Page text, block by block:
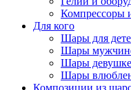
Компрессоры
Для кого
Шары для
Шары
Шары девушке
Шары
Композиции из